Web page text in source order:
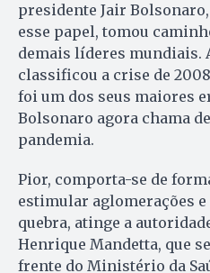
presidente Jair
esse papel, tomou
demais líderes mundiais.
classificou a crise de
foi um dos seus maiores
Bolsonaro agora chama
pandemia.
Pior, comporta-se de
estimular aglomerações
quebra, atinge a
Henrique Mandetta, que
frente do Ministério da